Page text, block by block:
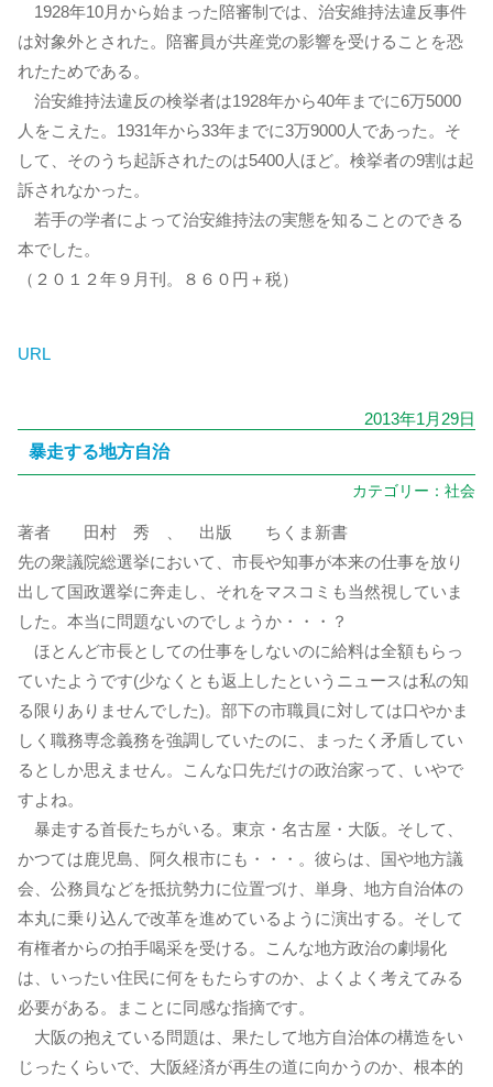
1928年10月から始まった陪審制では、治安維持法違反事件
は対象外とされた。陪審員が共産党の影響を受けることを恐
れたためである。
治安維持法違反の検挙者は1928年から40年までに6万5000
人をこえた。1931年から33年までに3万9000人であった。そ
して、そのうち起訴されたのは5400人ほど。検挙者の9割は起
訴されなかった。
若手の学者によって治安維持法の実態を知ることのできる
本でした。
（２０１２年９月刊。８６０円＋税）
URL
2013年1月29日
暴走する地方自治
カテゴリー： 社会
著者 田村 秀 、 出版 ちくま新書
先の衆議院総選挙において、市長や知事が本来の仕事を放り
出して国政選挙に奔走し、それをマスコミも当然視していま
した。本当に問題ないのでしょうか・・・？
ほとんど市長としての仕事をしないのに給料は全額もらっ
ていたようです(少なくとも返上したというニュースは私の知
る限りありませんでした)。部下の市職員に対しては口やかま
しく職務専念義務を強調していたのに、まったく矛盾してい
るとしか思えません。こんな口先だけの政治家って、いやで
すよね。
暴走する首長たちがいる。東京・名古屋・大阪。そして、
かつては鹿児島、阿久根市にも・・・。彼らは、国や地方議
会、公務員などを抵抗勢力に位置づけ、単身、地方自治体の
本丸に乗り込んで改革を進めているように演出する。そして
有権者からの拍手喝采を受ける。こんな地方政治の劇場化
は、いったい住民に何をもたらすのか、よくよく考えてみる
必要がある。まことに同感な指摘です。
大阪の抱えている問題は、果たして地方自治体の構造をい
じったくらいで、大阪経済が再生の道に向かうのか、根本的